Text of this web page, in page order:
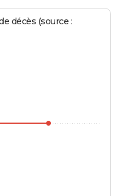
décès (source :